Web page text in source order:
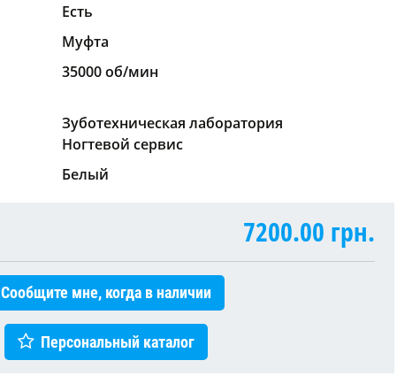
Есть
Муфта
35000 об/мин
Зуботехническая лаборатория
Ногтевой сервис
Белый
7200.00 грн.
Сообщите мне, когда в наличии
Персональный каталог